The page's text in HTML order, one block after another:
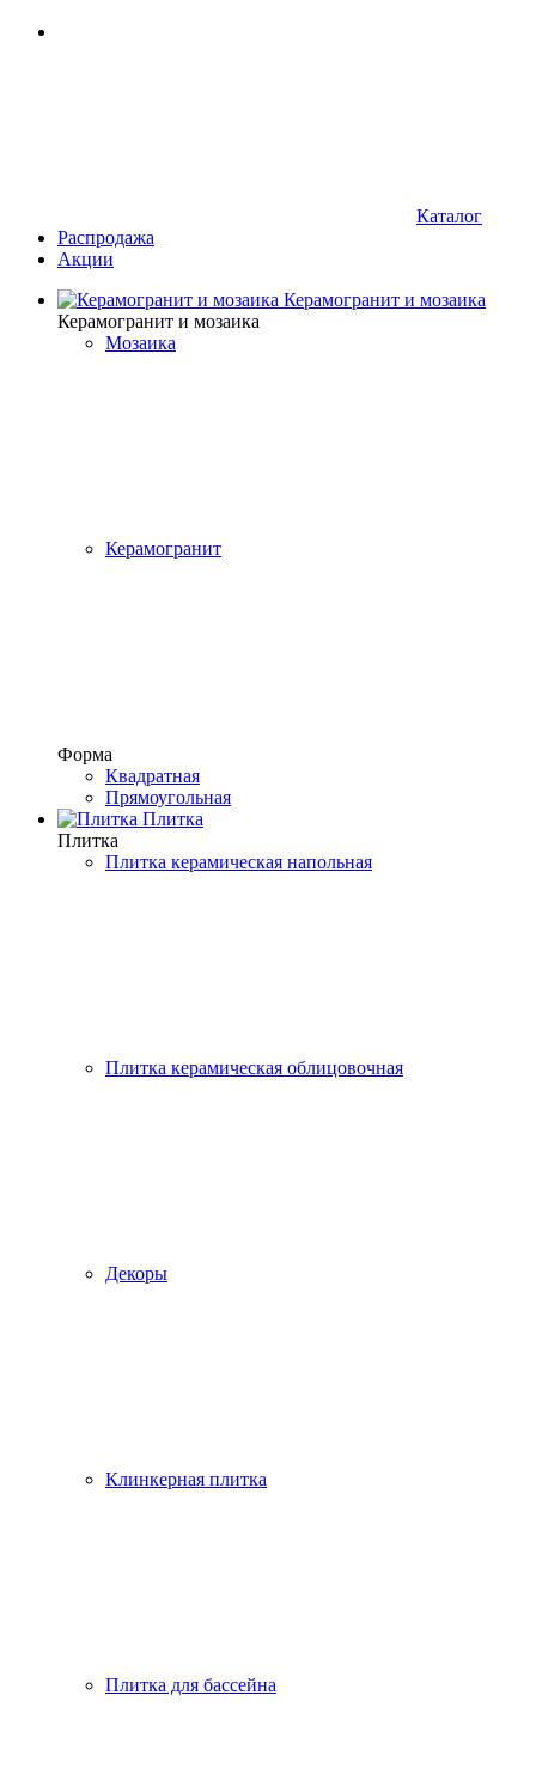
Каталог
Распродажа
Акции
Керамогранит и мозаика
Керамогранит и мозаика
Мозаика
Керамогранит
Форма
Квадратная
Прямоугольная
Плитка
Плитка
Плитка керамическая напольная
Плитка керамическая облицовочная
Декоры
Клинкерная плитка
Плитка для бассейна